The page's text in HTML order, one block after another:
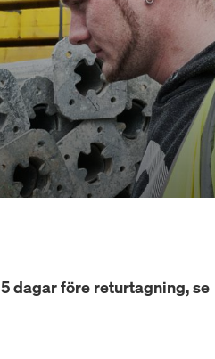
dagar före returtagning, se